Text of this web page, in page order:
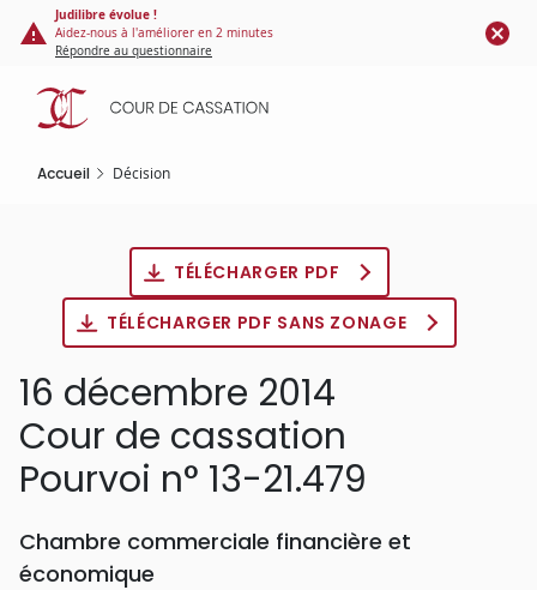
Panneau de gestion des cookies
contenu
principal
Judilibre évolue !
Aidez-nous à l'améliorer en 2 minutes
Répondre au questionnaire
Accueil Décision
TÉLÉCHARGER PDF
TÉLÉCHARGER PDF SANS ZONAGE
16 décembre 2014
Cour de cassation
Pourvoi n° 13-21.479
Chambre commerciale financière et
économique